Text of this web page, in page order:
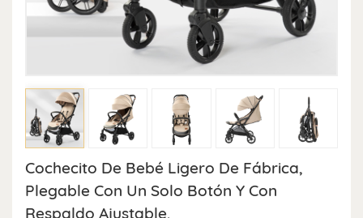
Cochecito De Bebé Ligero De Fábrica,
Plegable Con Un Solo Botón Y Con
Respaldo Ajustable.